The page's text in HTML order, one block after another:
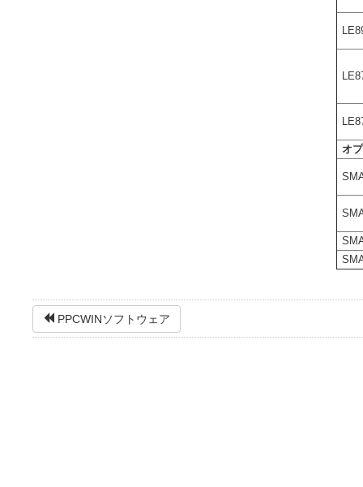
オ
PPCWINソフトウェア